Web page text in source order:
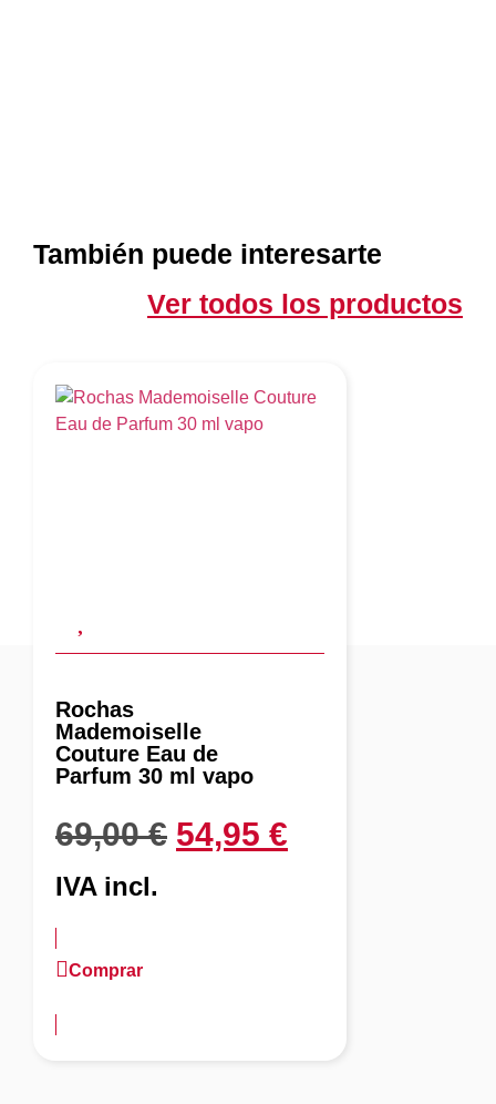
También puede interesarte
Ver todos los productos
Rochas
Mademoiselle
Couture Eau de
Parfum 30 ml vapo
69,00€ 54,95 €
IVA incl.
Comprar